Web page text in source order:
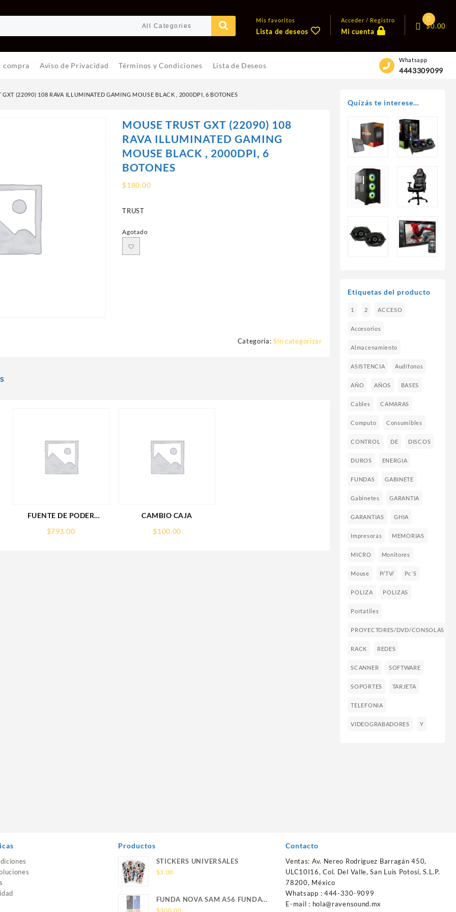
Mis favoritos
Lista de deseos
Acceder / Registro
Mi cuenta
0
$0.00
compra Aviso de Privacidad Términos y Condiciones Lista de Deseos
Whatsapp
4443309099
GXT (22090) 108 RAVA ILLUMINATED GAMING MOUSE BLACK , 2000DPI, 6 BOTONES
MOUSE TRUST GXT (22090) 108
RAVA ILLUMINATED GAMING
MOUSE BLACK , 2000DPI, 6
BOTONES
$180.00
TRUST
Agotado
Categoría:Sin categorizar
FUENTE DE PODER
REGULADA,12V,10
$791.00
CAMBIO CAJA
$100.00
Quízás te interese…
Etiquetas del producto
1 2 ACCESO
Accesorios
Almacenamiento
ASISTENCIA Audífonos
AÑO AÑOS BASES
Cables CAMARAS
Computo Consumibles
CONTROL DE DISCOS
DUROS ENERGIA
FUNDAS GABINETE
Gabinetes GARANTIA
GARANTIAS GHIA
Impresoras MEMORIAS
MICRO Monitores
Mouse P/TV/ Pc´s
POLIZA POLIZAS
Portatiles
PROYECTORES/DVD/CONSOLAS
RACK REDES
SCANNER SOFTWARE
SOPORTES TARJETA
TELEFONIA
VIDEOGRABADORES Y
Productos
STICKERS UNIVERSALES
$3.00
FUNDA NOVA SAM A56 FUNDA
SILICONA SIN SOPORTE
$300.00
Contacto
Ventas: Av. Nereo Rodriguez Barragán 450,
ULC10I16, Col. Del Valle, San Luis Potosí, S.L.P.
78200, México
Whatsapp : 444-330-9099
E-mail : hola@ravensound.mx